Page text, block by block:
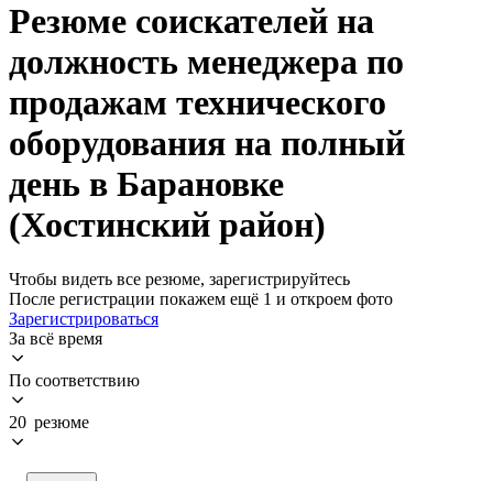
Резюме соискателей на
должность менеджера по
продажам технического
оборудования на полный
день в Барановке
(Хостинский район)
Чтобы видеть все резюме, зарегистрируйтесь
После регистрации покажем ещё 1 и откроем фото
Зарегистрироваться
За всё время
По соответствию
20 резюме